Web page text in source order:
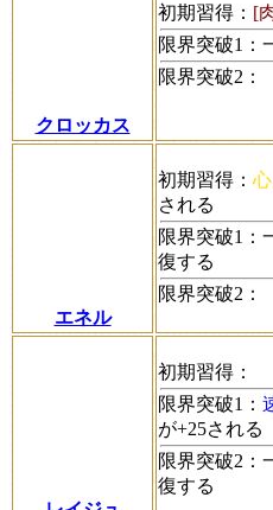
クロッカス
初期習得： [
限界突破1：
限界突破2：
エネル
初期習得：
される
限界突破1：
復する
限界突破2：
初期習得：
限界突破1：
が+25される
限界突破2：
復する